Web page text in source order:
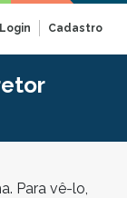
Login Cadastro
Para vê-lo,